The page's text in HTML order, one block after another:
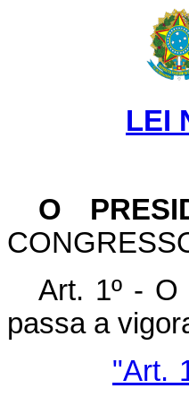
LEI
O
Art. 1º -
passa a
"Art.